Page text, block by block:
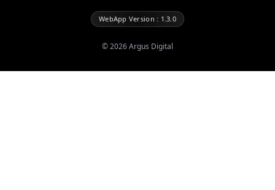
WebApp Version : 1.3.0
©2026Argus Digital